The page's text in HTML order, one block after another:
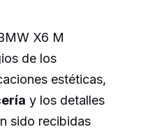
X6 M
de los
estéticas,
y los detalles
sido recibidas